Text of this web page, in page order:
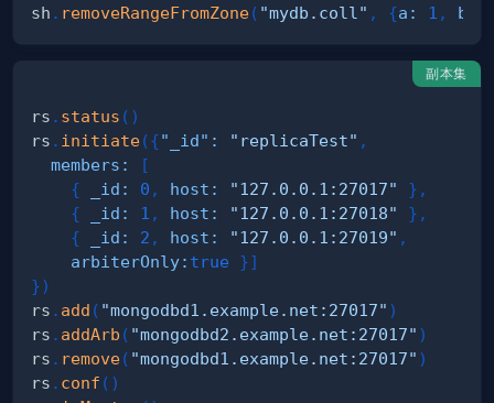
sh . removeRangeFromZone( "mydb.coll" , {a : 1 , b
副本集
rs . status ( )
rs . initiate({"_id" : "replicaTest" ,
members :
[
{
_id : 0 , host : "127.0.0.1 :27017" } ,
{
_id : 1 , host : "127.0.0.1 :27018" } ,
{
_id : 2 , host : "127.0.0.1 :27019" ,
arbiterOnly: true }]
})
rs . add ( "mongodbd1.example.net:27017" )
rs . addArb ( "mongodbd2.example.net:27017" )
rs . remove( "mongodbd1.example.net:27017" )
rs . conf ( )